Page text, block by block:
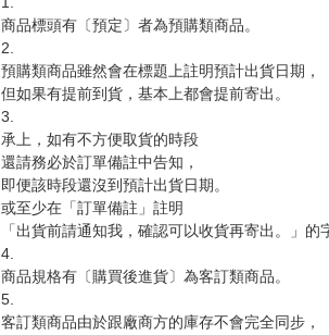
商品標頭有〔預定〕者為預購類商品。
2.
預購類商品雖然會在標題上註明預計出貨日期，
但如果有提前到貨，基本上都會提前寄出。
3.
承上，如有不方便取貨的時段
還請務必於訂單備註中告知，
即便該時段還沒到預計出貨日期。
或至少在「訂單備註」註明
「出貨前請通知我，確認可以收貨再寄出。」的
4.
商品規格有〔購買後進貨〕為客訂類商品。
5.
客訂類商品由於跟廠商方的庫存不會完全同步，